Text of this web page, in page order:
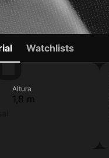
Watchlists
Altura
1,8 m